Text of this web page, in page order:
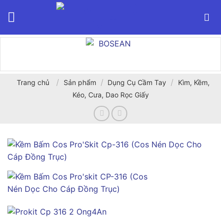
Trang chủ / Sản phẩm / Dụng Cụ Cầm Tay /
Kìm, Kềm,
Kéo, Cưa, Dao Rọc Giấy